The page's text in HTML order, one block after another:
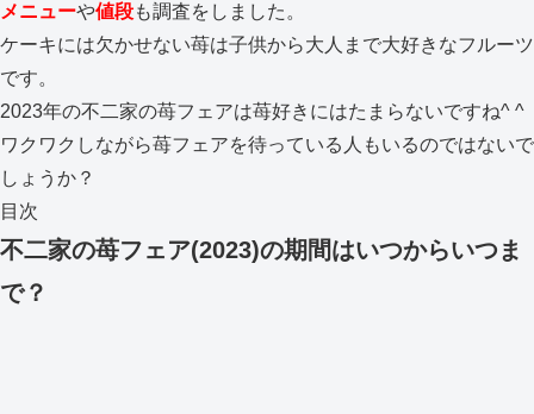
メニューや値段も調査をしました。
ケーキには欠かせない苺は子供から大人まで大好きなフルーツ
です。
2023年の不二家の苺フェアは苺好きにはたまらないですね^ ^
ワクワクしながら苺フェアを待っている人もいるのではないで
しょうか？
目次
不二家の苺フェア(2023)の期間はいつからいつま
で？